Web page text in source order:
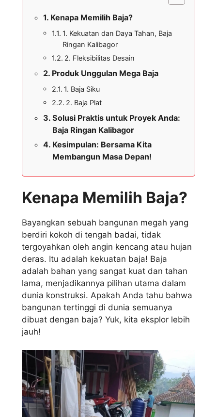
Kenapa Memilih Baja?
1. Kekuatan dan Daya Tahan, Baja
Ringan Kalibagor
2. Fleksibilitas Desain
Produk Unggulan Mega Baja
1. Baja Siku
2. Baja Plat
Solusi Praktis untuk Proyek Anda:
Baja Ringan Kalibagor
Kesimpulan: Bersama Kita
Membangun Masa Depan!
Kenapa Memilih Baja?
Bayangkan sebuah bangunan megah yang
berdiri kokoh di tengah badai, tidak
tergoyahkan oleh angin kencang atau hujan
deras. Itu adalah kekuatan baja! Baja
adalah bahan yang sangat kuat dan tahan
lama, menjadikannya pilihan utama dalam
dunia konstruksi. Apakah Anda tahu bahwa
bangunan tertinggi di dunia semuanya
dibuat dengan baja? Yuk, kita eksplor lebih
jauh!